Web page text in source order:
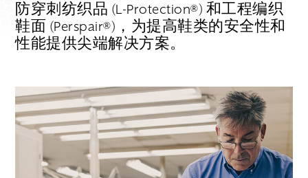
防穿刺纺织品 (L-Protection®) 和工程编织
鞋面 (Perspair®)，为提高鞋类的安全性和
性能提供尖端解决方案。